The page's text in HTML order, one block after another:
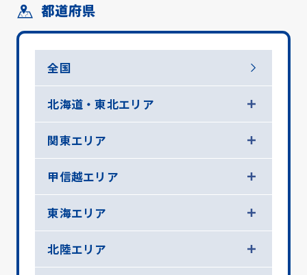
都道府県
全国
北海道・東北エリア
関東エリア
甲信越エリア
東海エリア
北陸エリア